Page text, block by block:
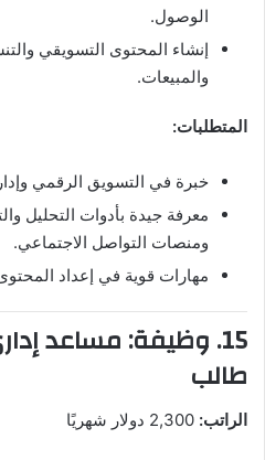
الوصول.
إنشاء المحتوى التسويقي
والمبيعات.
المتطلبات:
خبرة في التسويق الرقمي
معرفة جيدة بأدوات التحليل
ومنصات التواصل الاجتماعي.
مهارات قوية في إعداد
15. وظيفة: مساعد
طالب
الراتب: